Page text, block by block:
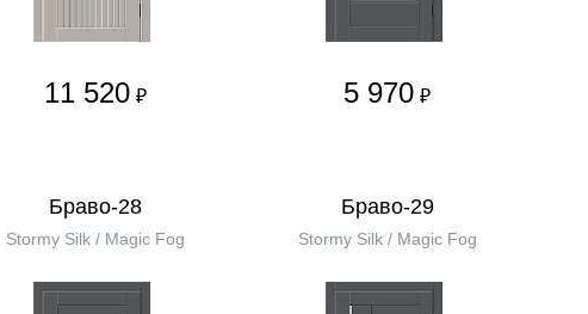
11 520 ₽ 5 970 ₽
Браво-28
Stormy Silk / Magic Fog
Браво-29
Stormy Silk / Magic Fog